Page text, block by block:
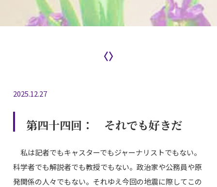
〈〉
2025.12.27
第四十四回： それでも好きだ
私は記者でもキャスターでもジャーナリストでもない。
科学者でも解説者でも教授でもない。政治家や公務員や原
発関係の人々でもない。それゆえ今回の地震に際してこの